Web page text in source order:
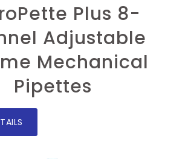
Plus 8-
Adjustable
Mechanical
Pipettes